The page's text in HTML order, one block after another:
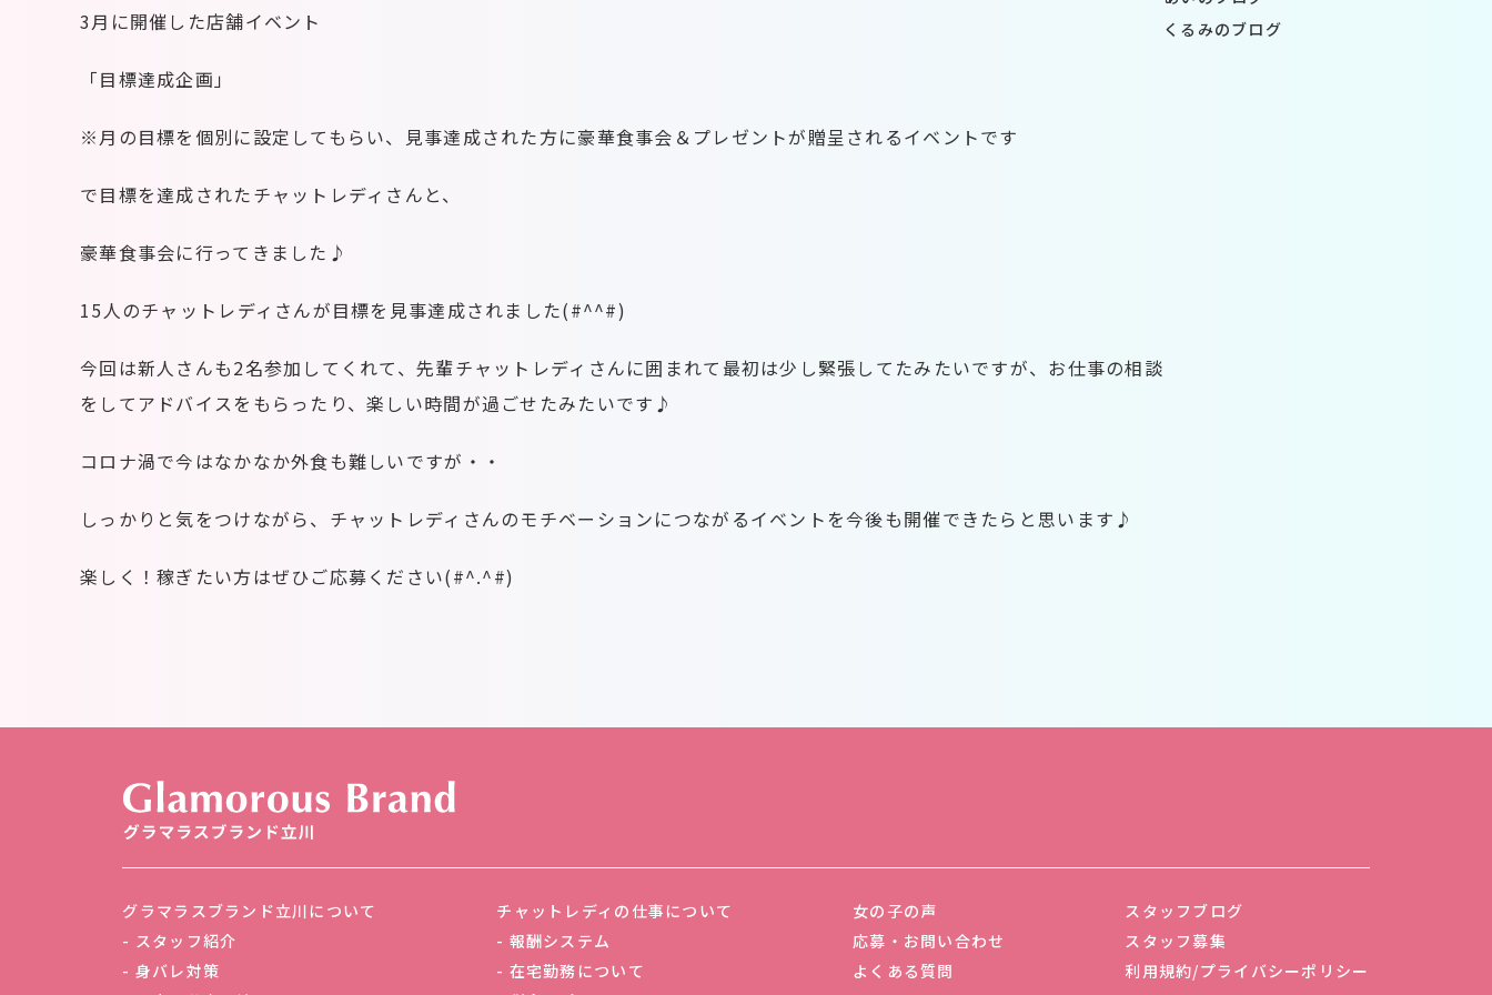
3月に開催した店舗イベント
「目標達成企画」
※月の目標を個別に設定してもらい、見事達成された方に豪華食事会＆プレゼントが贈呈されるイベントです
で目標を達成されたチャットレディさんと、
豪華食事会に行ってきました♪
15人のチャットレディさんが目標を見事達成されました(#^^#)
今回は新人さんも2名参加してくれて、先輩チャットレディさんに囲まれて最初は少し緊張してたみたいですが、お仕事の相談
をしてアドバイスをもらったり、楽しい時間が過ごせたみたいです♪
コロナ渦で今はなかなか外食も難しいですが・・
しっかりと気をつけながら、チャットレディさんのモチベーションにつながるイベントを今後も開催できたらと思います♪
楽しく！稼ぎたい方はぜひご応募ください(#^.^#)
くるみのブログ
グラマラスブランド立川について
スタッフ紹介
身バレ対策
チャットレディの仕事について
報酬システム
在宅勤務について
女の子の声
応募・お問い合わせ
よくある質問
スタッフブログ
スタッフ募集
利用規約/プライバシーポリシー